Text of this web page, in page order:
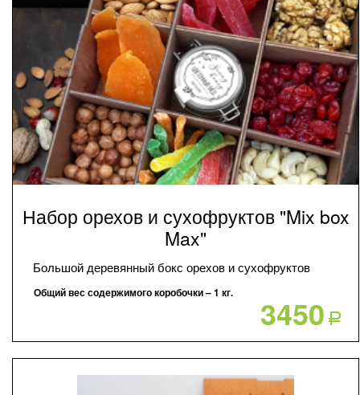
Набор орехов и сухофруктов "Mix box
Max"
Большой деревянный бокс орехов и сухофруктов
Общий вес содержимого коробочки – 1 кг. 3450Р